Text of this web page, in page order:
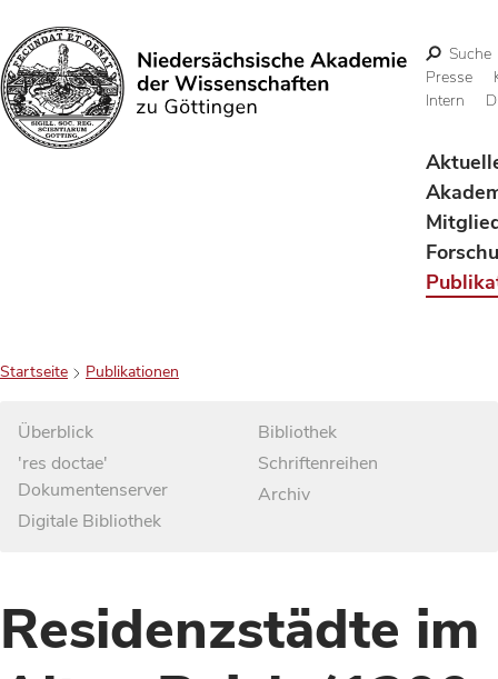
Suchen
Suche
Presse
Intern
Startseite Publikationen
Überblick
'res doctae'
Dokumentenserver
Digitale Bibliothek
Bibliothek
Schriftenreihen
Archiv
Residenzstädte im